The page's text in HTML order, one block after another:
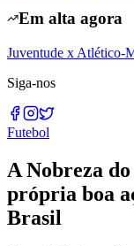
Em alta agora
Juventude x Atlético-
Siga-nos
Futebol
A Nobreza
própria boa
Brasil